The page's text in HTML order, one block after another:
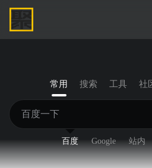
常用 搜索 工具 社
百度 Google 站内